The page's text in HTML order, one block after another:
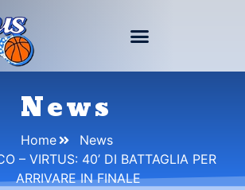
News
Home
News
– VIRTUS: 40’ DI BATTAGLIA PER
ARRIVARE IN FINALE